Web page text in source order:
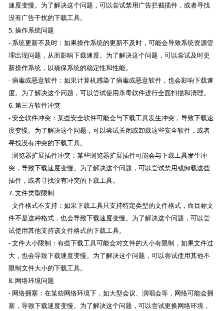
速度变慢。为了解决这个问题，可以尝试禁用广告拦截插件，或者寻找
没有广告干扰的下载工具。
5. 操作系统问题
- 系统更新不及时：如果操作系统的更新不及时，可能会导致系统资源管
理出现问题，从而影响下载速度。为了解决这个问题，可以尝试及时更
新操作系统，以确保系统的稳定性和性能。
- 病毒或恶意软件：如果计算机感染了病毒或恶意软件，也会影响下载速
度。为了解决这个问题，可以尝试使用杀毒软件进行全面扫描和清理。
6. 第三方软件冲突
- 安全软件冲突：某些安全软件可能会与下载工具发生冲突，导致下载速
度变慢。为了解决这个问题，可以尝试关闭或卸载这些安全软件，或者
寻找没有冲突的下载工具。
- 浏览器扩展插件冲突：某些浏览器扩展插件可能会与下载工具发生冲
突，导致下载速度变慢。为了解决这个问题，可以尝试禁用或卸载这些
插件，或者寻找没有冲突的下载工具。
7. 文件类型限制
- 文件格式不支持：如果下载工具只支持特定类型的文件格式，而目标文
件不是这种格式，也会导致下载速度变慢。为了解决这个问题，可以尝
试使用其他支持该文件格式的下载工具。
- 文件大小限制：有些下载工具可能会对文件的大小有限制，如果文件过
大，也会导致下载速度变慢。为了解决这个问题，可以尝试使用其他不
限制文件大小的下载工具。
8. 网络环境问题
- 网络拥塞：在某些网络环境下，如大型会议、演唱会等，网络可能会拥
塞，导致下载速度变慢。为了解决这个问题，可以尝试更换网络环境，